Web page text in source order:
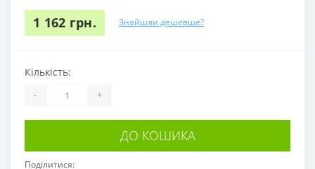
1 162 грн. Знайшли дешевше?
Кількість:
- +
ДО КОШИКА
Поділитися: